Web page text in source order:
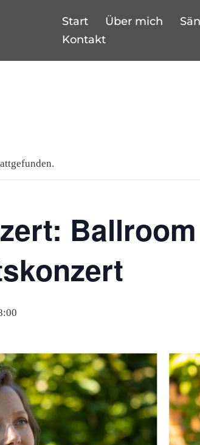
Start Über mich
Kontakt